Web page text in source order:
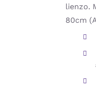
lienzo.
80cm